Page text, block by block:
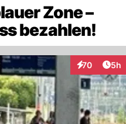
Zone –
bezahlen!
70
Interaktionen
5h